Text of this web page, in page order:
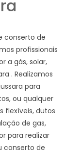
conserto de
profissionais
a gás, solar,
. Realizamos
para
ou qualquer
flexíveis, dutos
de gas,
para realizar
conserto de